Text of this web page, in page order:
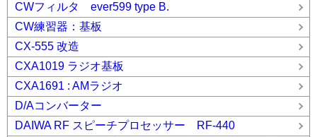
CWフィルタ ever599 type B.
CW練習器：基板
CX-555 改造
CXA1019 ラジオ基板
CXA1691 : AMラジオ
D/Aコンバーター
DAIWA RF スピーチプロセッサー RF-440